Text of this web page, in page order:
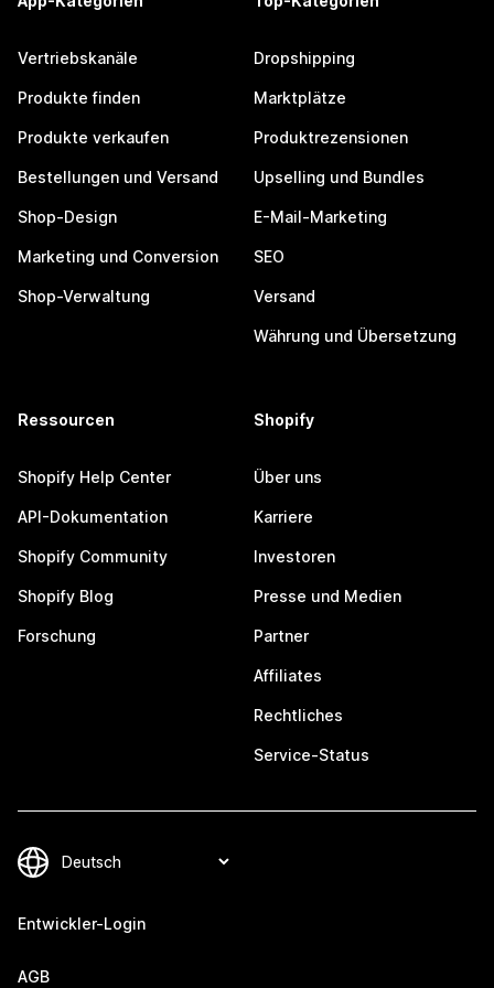
Vertriebskanäle
Produkte finden
Produkte verkaufen
Bestellungen und Versand
Shop-Design
Marketing und Conversion
Shop-Verwaltung
Dropshipping
Marktplätze
Produktrezensionen
Upselling und Bundles
E-Mail-Marketing
SEO
Versand
Währung und Übersetzung
Ressourcen
Shopify Help Center
API-Dokumentation
Shopify Community
Shopify Blog
Forschung
Shopify
Über uns
Karriere
Investoren
Presse und Medien
Partner
Affiliates
Rechtliches
Service-Status
Entwickler-Login
AGB